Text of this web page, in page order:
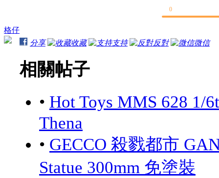
格仔
0
分享 收藏 支持 反對 微信
相關帖子
• Hot Toys MMS 628 1/
Thena
• GECCO 殺戮都市
Statue 300mm 免塗裝